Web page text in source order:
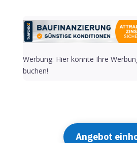
Werbung: Hier könnte Ihre
buchen!
Angebot